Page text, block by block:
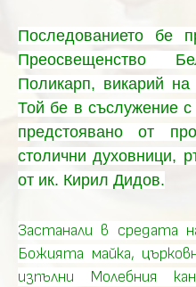
Последованието бе
Преосвещенство
Поликарп, викарий
Той бе в съслужение с
предстоявано от
столични духовници,
от ик. Кирил Дидов.
Застанали в средата
Божията майка,
изпълни Молебния